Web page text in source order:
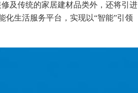
及传统的家居建材品类外，还将引进
化生活服务平台，实现以“智能”引领